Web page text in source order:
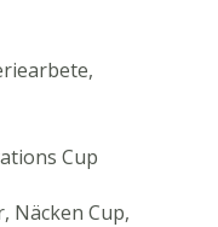
Cup
Näcken Cup,